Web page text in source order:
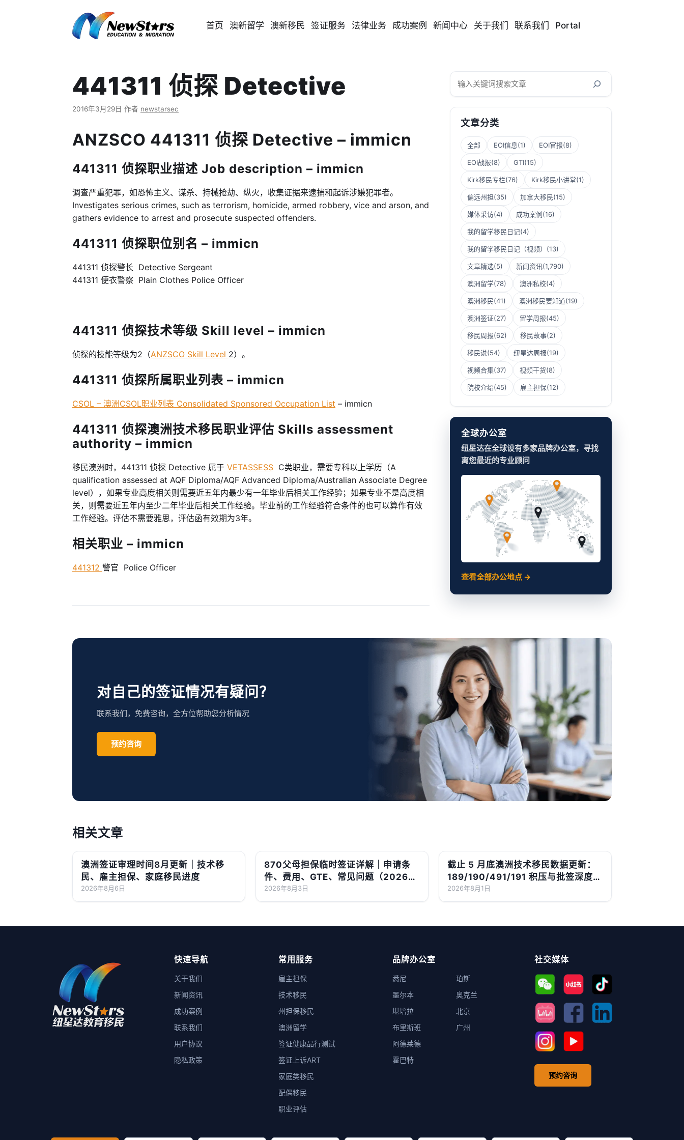
首页 澳新留学 澳新移民 签证服务 法律业务 成功案例 新闻中心 关于我们 联系我们 Portal
441311 侦探 Detective
2016年3月29日 作者 newstarsec
ANZSCO 441311 侦探 Detective – immicn
441311 侦探职业描述 Job description – immicn
调查严重犯罪，如恐怖主义、谋杀、持械抢劫、纵火，收集证据来逮捕和起诉涉嫌犯罪者。
Investigates serious crimes, such as terrorism, homicide, armed robbery, vice and arson, and
gathers evidence to arrest and prosecute suspected offenders.
441311 侦探职位别名 – immicn
441311 侦探警长 Detective Sergeant
441311 便衣警察 Plain Clothes Police Officer
441311 侦探技术等级 Skill level – immicn
侦探的技能等级为2（ANZSCO Skill Level 2）。
441311 侦探所属职业列表 – immicn
CSOL – 澳洲CSOL职业列表 Consolidated Sponsored Occupation List – immicn
441311 侦探澳洲技术移民职业评估 Skills assessment
authority – immicn
移民澳洲时，441311 侦探 Detective 属于 VETASSESS C类职业，需要专科以上学历（A
qualification assessed at AQF Diploma/AQF Advanced Diploma/Australian Associate Degree
level），如果专业高度相关则需要近五年内最少有一年毕业后相关工作经验；如果专业不是高度相
关，则需要近五年内至少二年毕业后相关工作经验。毕业前的工作经验符合条件的也可以算作有效
工作经验。评估不需要雅思，评估函有效期为3年。
相关职业 – immicn
441312 警官 Police Officer
搜
文章分类
全部 EOI信息(1) EOI官报(8)
EOI战报(8) GTI(15)
Kirk移民专栏(76) Kirk移民小讲堂(1)
偏远州担(35) 加拿大移民(15)
媒体采访(4) 成功案例(16)
我的留学移民日记(4)
我的留学移民日记（视频） (13)
文章精选(5) 新闻资讯(1,790)
澳洲留学(78) 澳洲私校(4)
澳洲移民(41) 澳洲移民要知道(19)
澳洲签证(27) 留学周报(45)
移民周报(62) 移民故事(2)
移民说(54) 纽星达周报(19)
视频合集(37) 视频干货(8)
院校介绍(45) 雇主担保(12)
全球办公室
纽星达在全球设有多家品牌办公室，寻找
离您最近的专业顾问
查看全部办公地点 →
对自己的签证情况有疑问？
联系我们，免费咨询，全方位帮助您分析情况
预约咨询
相关文章
澳洲签证审理时间8月更新｜技术移
民、雇主担保、家庭移民进度
2026年8月6日
870父母担保临时签证详解｜申请条
件、费用、GTE、常见问题（2026最
新版）
2026年8月3日
截止 5 月底澳洲技术移民数据更新：
189/190/491/191 积压与批签深度解
读
2026年8月1日
快速导航
关于我们
新闻资讯
成功案例
联系我们
用户协议
隐私政策
常用服务
雇主担保
技术移民
州担保移民
澳洲留学
签证健康品行测试
签证上诉ART
家庭类移民
配偶移民
职业评估
品牌办公室
悉尼
墨尔本
堪培拉
布里斯班
阿德莱德
霍巴特
珀斯
奥克兰
北京
广州
社交媒体
预约咨询